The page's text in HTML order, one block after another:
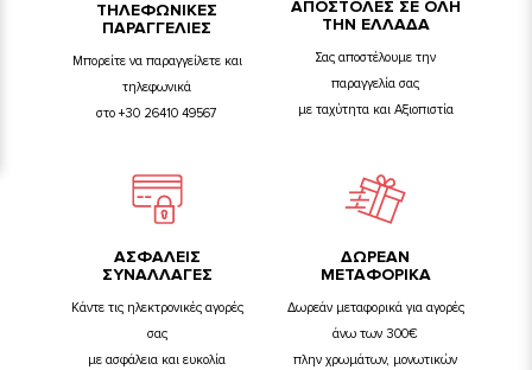
TΗΛΕΦΩΝΙΚΕΣ
ΠΑΡΑΓΓΕΛΙΕΣ
Μπορείτε να παραγγείλετε και
τηλεφωνικά
στο +30 26410 49567
ΑΠΟΣΤΟΛΕΣ ΣΕ ΟΛΗ
ΤΗΝ ΕΛΛΑΔΑ
Σας αποστέλουμε την
παραγγελία σας
με ταχύτητα και Αξιοπιστία
ΑΣΦΑΛΕΙΣ
ΣΥΝΑΛΛΑΓΕΣ
Κάντε τις ηλεκτρονικές αγορές
σας
με ασφάλεια και ευκολία
ΔΩΡΕΑΝ
ΜΕΤΑΦΟΡΙΚΑ
Δωρεάν μεταφορικά για αγορές
άνω των 300€
πλην χρωμάτων, μονωτικών